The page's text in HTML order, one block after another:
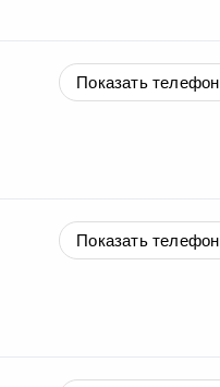
Показать телефон
Показать телефон